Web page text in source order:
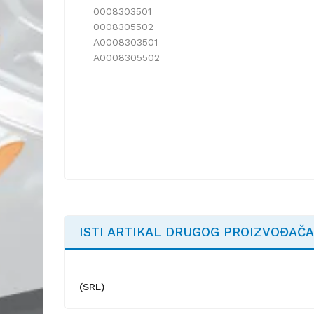
0008303501
0008305502
A0008303501
A0008305502
ISTI ARTIKAL DRUGOG PROIZVOĐAČA
(SRL)